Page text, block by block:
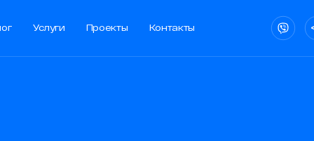
Услуги
Проекты
Контакты